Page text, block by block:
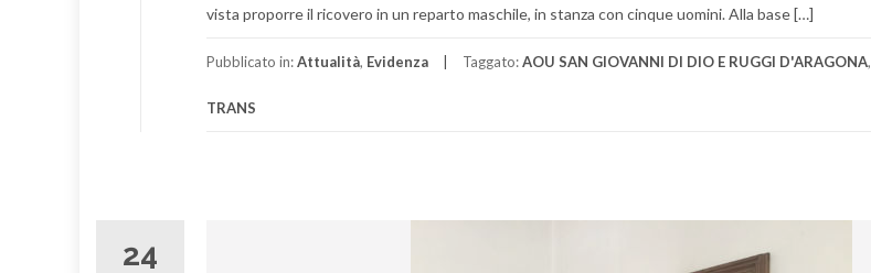
vista proporre il ricovero in un reparto maschile, in stanza con cinque uomini. Alla base […]
Pubblicato in:Attualità, Evidenza Taggato:AOU SAN GIOVANNI DI DIO E RUGGI D'ARAGONA,
TRANS
24